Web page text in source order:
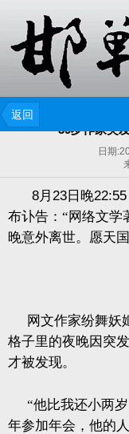
返回
39岁作家突
日期:
8月 23 日晚22:55
布讣告：“网络文学
晚意外离世。愿天
网文作家纷舞妖
格子里的夜晚因突
才被发现。
“他比我还小两
年参加年会，他的